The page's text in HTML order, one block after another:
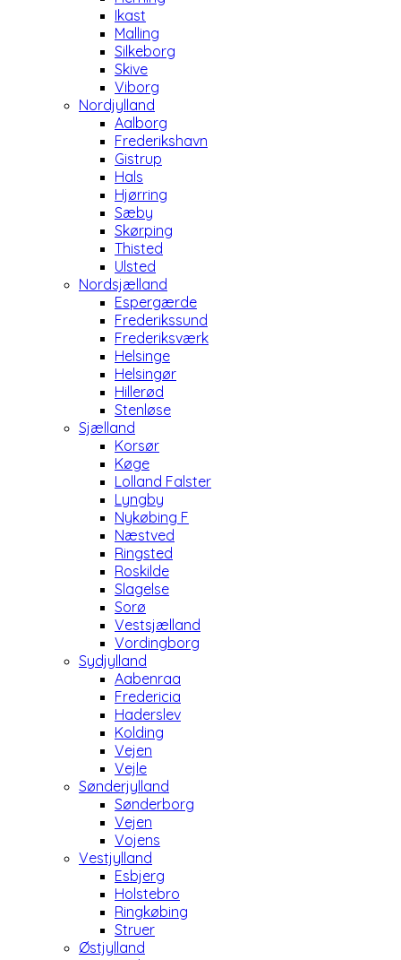
Ikast
Malling
Silkeborg
Skive
Viborg
Nordjylland
Aalborg
Frederikshavn
Gistrup
Hals
Hjørring
Sæby
Skørping
Thisted
Ulsted
Nordsjælland
Espergærde
Frederikssund
Frederiksværk
Helsinge
Helsingør
Hillerød
Stenløse
Sjælland
Korsør
Køge
Lolland Falster
Lyngby
Nykøbing F
Næstved
Ringsted
Roskilde
Slagelse
Sorø
Vestsjælland
Vordingborg
Sydjylland
Aabenraa
Fredericia
Haderslev
Kolding
Vejen
Vejle
Sønderjylland
Sønderborg
Vejen
Vojens
Vestjylland
Esbjerg
Holstebro
Ringkøbing
Struer
Østjylland